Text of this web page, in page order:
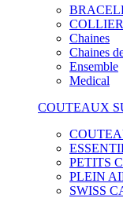
Chaines
Chaines
Ensemble
Medical
COUTEAUX
PETITS
PLEIN
SWISS